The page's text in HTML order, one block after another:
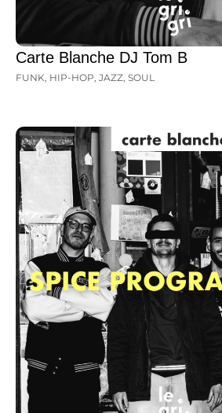
Carte Blanche DJ Tom B
FUNK, HIP-HOP, JAZZ, SOUL